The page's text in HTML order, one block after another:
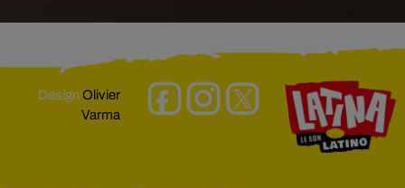
DesignOlivier
Varma